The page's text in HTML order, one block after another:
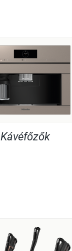
Kávéfőzők